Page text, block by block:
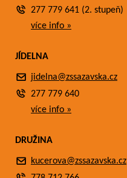
277 779 641 (2. stupeň)
více info »
JÍDELNA
jidelna@zssazavska.cz
277 779 640
více info »
DRUŽINA
kucerova@zssazavska.cz